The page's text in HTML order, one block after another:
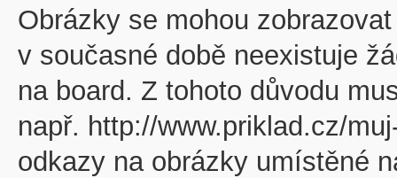
Obrázky se mohou
v současné době neexistuje
na board. Z tohoto důvodu
např. http://www.priklad.cz/
odkazy na obrázky umístěné